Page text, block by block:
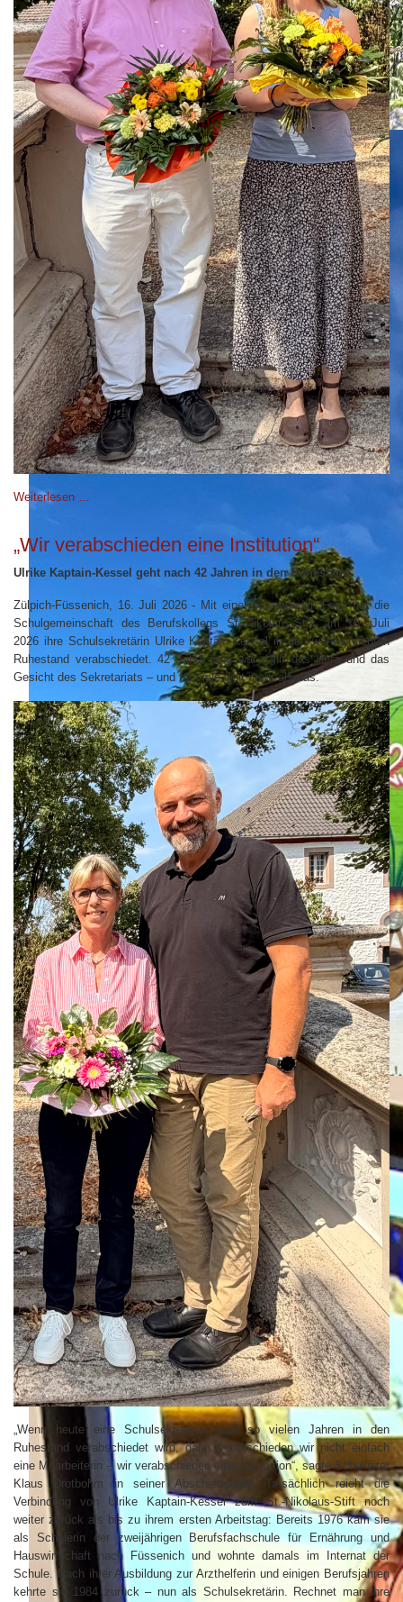
Weiterlesen …
„Wir verabschieden eine Institution“
Ulrike Kaptain-Kessel geht nach 42 Jahren in den Ruhestand
Zülpich-Füssenich, 16. Juli 2026 - Mit einer bewegenden Feier hat die
Schulgemeinschaft des Berufskollegs St.-Nikolaus-Stift am 16. Juli
2026 ihre Schulsekretärin Ulrike Kaptain-Kessel in den wohlverdienten
Ruhestand verabschiedet. 42 Jahre lang war „Ulli“ das Herz und das
Gesicht des Sekretariats – und für viele weit mehr als das.
„Wenn heute eine Schulsekretärin nach so vielen Jahren in den
Ruhestand verabschiedet wird, dann verabschieden wir nicht einfach
eine Mitarbeiterin – wir verabschieden eine Institution“, sagte Schulleiter
Klaus Drotbohm in seiner Abschiedsrede. Tatsächlich reicht die
Verbindung von Ulrike Kaptain-Kessel zum St.-Nikolaus-Stift noch
weiter zurück als bis zu ihrem ersten Arbeitstag: Bereits 1976 kam sie
als Schülerin der zweijährigen Berufsfachschule für Ernährung und
Hauswirtschaft nach Füssenich und wohnte damals im Internat der
Schule. Nach ihrer Ausbildung zur Arzthelferin und einigen Berufsjahren
kehrte sie 1984 zurück – nun als Schulsekretärin. Rechnet man ihre